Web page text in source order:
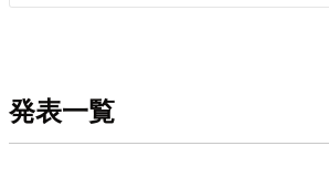
発表一覧